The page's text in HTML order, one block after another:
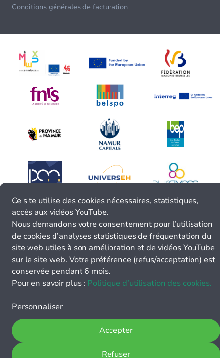
Conditions générales de facturation
Ce site utilise des cookies nécessaires, statistiques,
accès aux vidéos YouTube.
Nous demandons votre consentement pour l’utilisation
de cookies d’analyses statistiques de fréquentation du
site web utiles à son amélioration et de vidéos YouTube
sur le site web. Votre préférence (refus/acceptation) est
conservée pendant 6 mois.
Pour en savoir plus : Politique d’utilisation des cookies.
Personnaliser
Refuser
Accepter